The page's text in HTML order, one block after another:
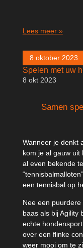
Lees meer »
8 oktober 2023
Spelen met uw
8 okt 2023
Samen
Wanneer je denkt
kom je al gauw uit
al even bekende
een tennisbal op
Nee een
baas als bij Agility
echte
over een flinke
weer mooi om te